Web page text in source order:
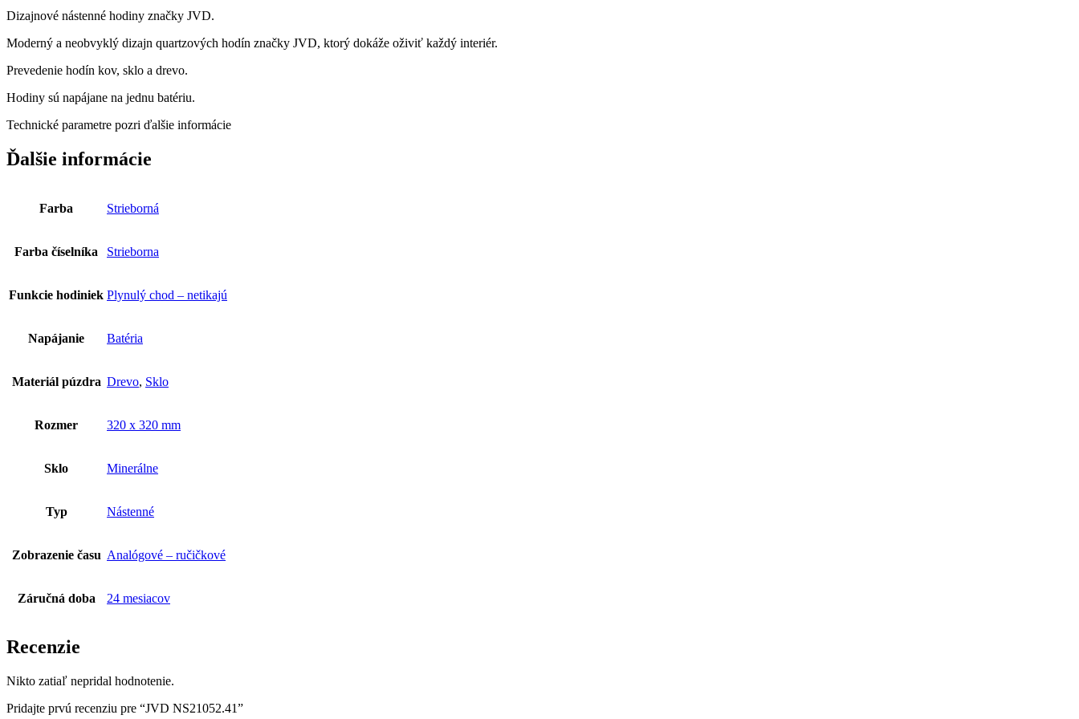
Dizajnové nástenné hodiny značky JVD.
Moderný a neobvyklý dizajn quartzových hodín značky JVD, ktorý dokáže oživiť každý interiér.
Prevedenie hodín kov, sklo a drevo.
Hodiny sú napájane na jednu batériu.
Technické parametre pozri ďalšie informácie
Ďalšie informácie
Farba Strieborná
Farba číselníka Strieborna
Funkcie hodiniek Plynulý chod – netikajú
Napájanie Batéria
Materiál púzdra Drevo, Sklo
Rozmer 320 x 320 mm
Sklo Minerálne
Typ Nástenné
Zobrazenie času Analógové – ručičkové
Záručná doba 24 mesiacov
Recenzie
Nikto zatiaľ nepridal hodnotenie.
Pridajte prvú recenziu pre “JVD NS21052.41”